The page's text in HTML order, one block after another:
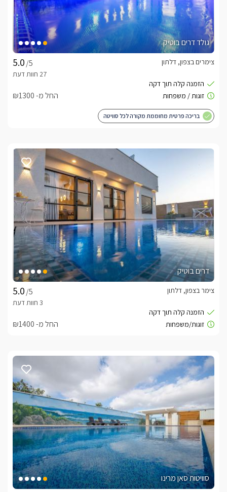
מסך ענק בגודל 100 אינץ' המחובר ל-YES לחוויית צפייה מושלמת,
קמין חשמלי ושולחן סנוקר. המטבח מאובזר במלואו וכולל מקרר,
תנור, כיריים חשמליות, מיקרוגל וכל הדרוש להכנת ארוחות, לצד
כל חללי הוילה מתוחזקים ברמה גבוהה, נקיים ומאובזרים בקפידה,
כדי להעניק לכל אורח חוויית אירוח יוקרתית, נוחה ומפנקת.
בריכת שחייה פרטית
מה יש במתחם החוץ?
מתחם החוץ המרווח משלים את חוויית האירוח עם בריכת שחייה
פרטית ומחוממת,מטבח חוץ מאובזר, עמדת BBQ מקצועית, פינות
בנוסף, בקומה העליונה תיהנו ממרפסת מקורה גדולה הכוללת סלון
אירוח, מטבח שירות ופינת אוכל, עם יציאה למרפסת רחבת ידיים
המשקיפה אל נופי הגליל ומספקת מקום מושלם לבילוי משותף
לאורך כל שעות היום.
מה כלול באירוח?
לרשות האורחים אינטרנט אלחוטי, חניה פרטית ל-4 רכבים, מגבות
ושוקולדים. בתיאום מראש ובתוספת תשלום ניתן להזמין ארוחות
ובקרבתה נמצאים בית כנסת ומקווה.
למי אנחנו מתאימים?
וילה סבן דרים מתאימה למשפחות, קבוצות חברים, זוגות, ימי גיבוש,
שבתות חתן, ימי הולדת, בר ובת מצווה, מסיבות רווקים ורווקות,
חתונות והתארגנות כלה. עם אירוח של עד 20 אורחים, מתקנים
יוקרתיים ומיקום מושלם בלב הגליל העליון, זוהי הבחירה האידיאלית
למי שמחפש חופשה או אירוע ברמה גבוהה.
לצפייה במדיניות ותנאי הזמנה -לחצו כאן
גולד דרים בוטיק
/5
צימרים בצפון, דלתון
החל מ- ₪1300
בריכה פרטית מחוממת מקורה לכל סוויטה
דרים בוטיק
/5
צימר בצפון, דלתון
החל מ- ₪1400
סוויטות סאן מרינו